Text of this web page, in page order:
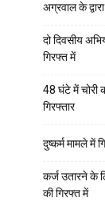
अग्रवाल के
दो दिवसीय
गिरफ्त में
48 घंटे में चोरी
गिरफ्तार
दुष्कर्म मामले में
कर्ज उतारने के
की गिरफ्त में